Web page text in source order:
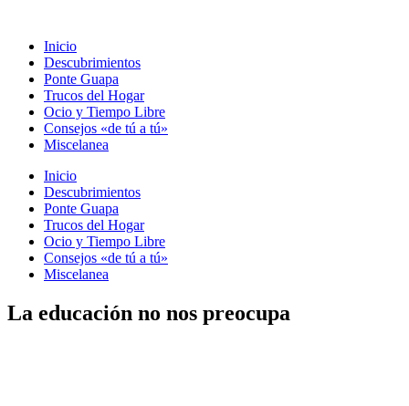
contenido
Inicio
Descubrimientos
Ponte Guapa
Trucos del Hogar
Ocio y Tiempo Libre
Consejos «de tú a tú»
Miscelanea
Inicio
Descubrimientos
Ponte Guapa
Trucos del Hogar
Ocio y Tiempo Libre
Consejos «de tú a tú»
Miscelanea
La educación no nos preocupa